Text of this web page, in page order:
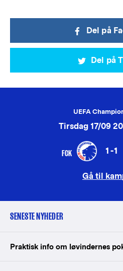
Del på
Del på
UEFA
Tirsdag 17/09
FCK 1-1
Gå til
SENESTE NYHEDER
Praktisk info om løvindernes